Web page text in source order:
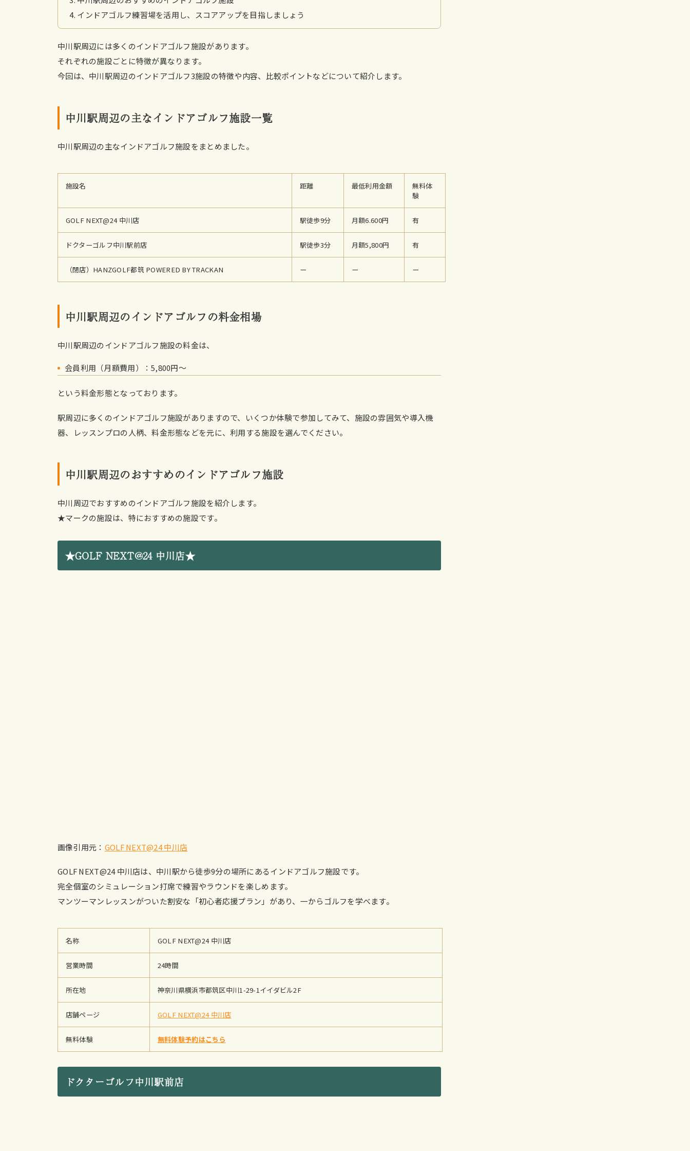
インドアゴルフ練習場を活用し、スコアアップを目指しましょう
中川駅周辺には多くのインドアゴルフ施設があります。
それぞれの施設ごとに特徴が異なります。
今回は、中川駅周辺のインドアゴルフ3施設の特徴や内容、比較ポイントなどについて紹介します。
中川駅周辺の主なインドアゴルフ施設一覧
中川駅周辺の主なインドアゴルフ施設をまとめました。
施設名 距離 最低利用金額
無料体
験
GOLF NEXT@24 中川店 駅徒歩9分 月額6.600円 有
ドクターゴルフ中川駅前店 駅徒歩3分 月額5,800円 有
（閉店）HANZGOLF都筑 POWERED BY TRACKAN ー ー ー
中川駅周辺のインドアゴルフの料金相場
中川駅周辺のインドアゴルフ施設の料金は、
会員利用（月額費用）：5,800円〜
という料金形態となっております。
駅周辺に多くのインドアゴルフ施設がありますので、いくつか体験で参加してみて、施設の雰囲気や導入機
器、レッスンプロの人柄、料金形態などを元に、利用する施設を選んでください。
中川駅周辺のおすすめのインドアゴルフ施設
中川周辺でおすすめのインドアゴルフ施設を紹介します。
★マークの施設は、特におすすめの施設です。
★GOLF NEXT@24 中川店★
画像引用元： GOLF NEXT@24 中川店
GOLF NEXT@24 中川店は、中川駅から徒歩9分の場所にあるインドアゴルフ施設です。
完全個室のシミュレーション打席で練習やラウンドを楽しめます。
マンツーマンレッスンがついた割安な「初心者応援プラン」があり、一からゴルフを学べます。
名称 GOLF NEXT@24 中川店
営業時間 24時間
所在地 神奈川県横浜市都筑区中川1-29-1イイダビル2F
店舗ページ GOLF NEXT@24 中川店
無料体験 無料体験予約はこちら
ドクターゴルフ中川駅前店